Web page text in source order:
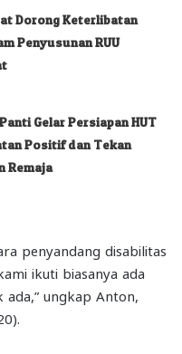
Dorong Keterlibatan
Penyusunan RUU
Gelar Persiapan HUT
Positif dan Tekan
Remaja
penyandang disabilitas
ikuti biasanya ada
ungkap Anton,